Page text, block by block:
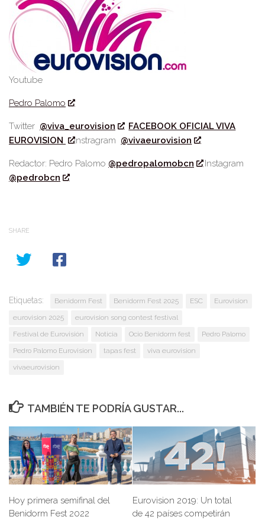
Youtube
Pedro Palomo
Twitter @viva_eurovision
FACEBOOK OFICIAL VIVA
EUROVISION
Instragram @vivaeurovision
Redactor: Pedro Palomo @pedropalomobcn
Instagram
@pedrobcn
SHARE
Etiquetas: Benidorm Fest Benidorm Fest 2025 ESC
Eurovision
eurovision 2025
eurovision song contest festival
Festival de Eurovisión
Noticia Ocio Benidorm fest
Pedro Palomo
Pedro Palomo Eurovision
tapas fest
viva eurovision
vivaeurovision
TAMBIÉN TE PODRÍA GUSTAR...
Hoy primera semifinal del
Benidorm Fest 2022
Eurovision 2019: Un total
de 42 países competirán